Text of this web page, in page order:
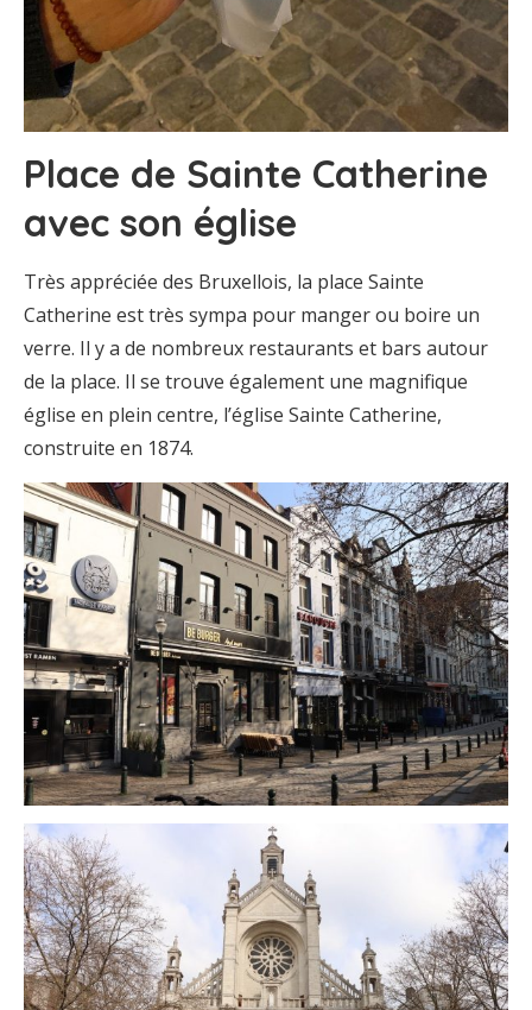
Place de Sainte Catherine
avec son église
Très appréciée des Bruxellois, la place Sainte
Catherine est très sympa pour manger ou boire un
verre. Il y a de nombreux restaurants et bars autour
de la place. Il se trouve également une magnifique
église en plein centre, l’église Sainte Catherine,
construite en 1874.